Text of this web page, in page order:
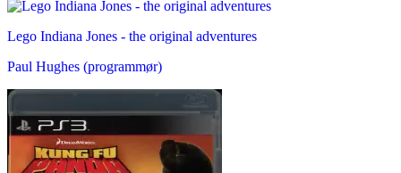
Lego Indiana Jones - the original adventures
Paul Hughes (programmør)